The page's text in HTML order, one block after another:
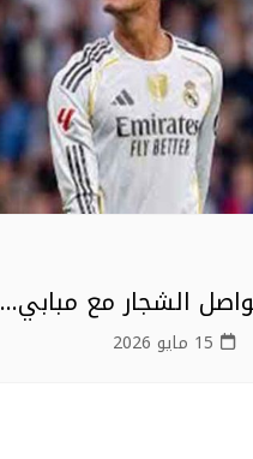
الشجار مع مبابي…
15 مايو 2026